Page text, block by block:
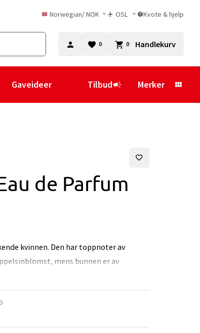
Norwegian/NOK OSL Kvote & hjelp
0 0 Handlekurv
Gaveideer Tilbud Merker
de Parfum
kvinnen. Den har toppnoter av
mens bunnen er av